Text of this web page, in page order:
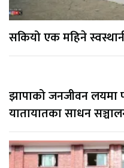
सकियो एक महिने
झापाको जनजीवन लयमा
यातायातका साधन